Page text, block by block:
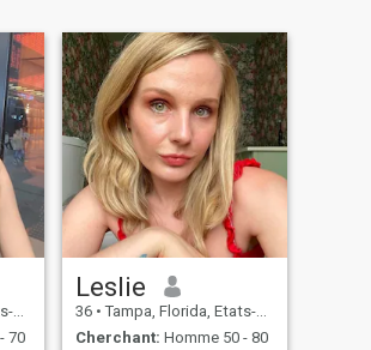
70
Leslie
36 • Tampa, Florida, Etats-Unis
Cherchant: Homme 50 - 80